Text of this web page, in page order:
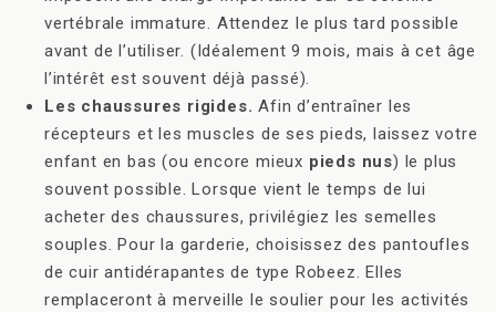
vertébrale immature. Attendez le plus tard possible
avant de l’utiliser. (Idéalement 9 mois, mais à cet âge
l’intérêt est souvent déjà passé).
Les chaussures rigides. Afin d’entraîner les
récepteurs et les muscles de ses pieds, laissez votre
enfant en bas (ou encore mieux pieds nus) le plus
souvent possible. Lorsque vient le temps de lui
acheter des chaussures, privilégiez les semelles
souples. Pour la garderie, choisissez des pantoufles
de cuir antidérapantes de type Robeez. Elles
remplaceront à merveille le soulier pour les activités